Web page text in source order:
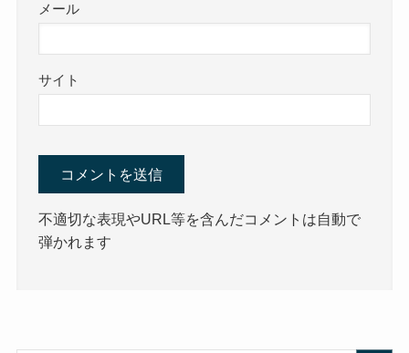
メール
サイト
不適切な表現やURL等を含んだコメントは自動で
弾かれます